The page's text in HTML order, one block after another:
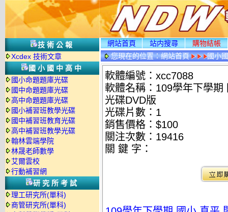
技術公報
Xcdex 技術文章
國小國中高中
國小命題題庫光碟
國中命題題庫光碟
高中命題題庫光碟
國小補習班教學光碟
國中補習班教育光碟
高中補習班教學光碟
翰林雲端學院
林晟老師數學
艾爾雲校
行動補習網
研究所考試
理工研究所(單科)
商管研究所(單科)
網站首頁 站内搜尋
購物結帳
您現在的位置：網站首頁 國小
軟體編號：xcc7088
軟體名稱：109學年下學
光碟DVD版
光碟片數：1
銷售價格：$100
關注次數： 19416
關 鍵 字：